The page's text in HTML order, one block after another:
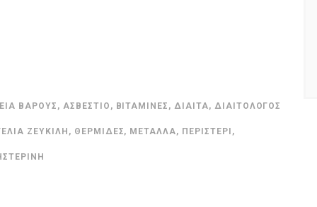
ΒΆΡΟΥΣ , ΑΣΒΈΣΤΙΟ , ΒΙΤΑΜΊΝΕΣ , ΔΊΑΙΤΑ, ΔΙΑΙΤΟΛΌΓΟΣ
ΖΕΥΚΙΛΉ , ΘΕΡΜΊΔΕΣ, ΜΈΤΑΛΛΑ, ΠΕΡΙΣΤΈΡΙ ,